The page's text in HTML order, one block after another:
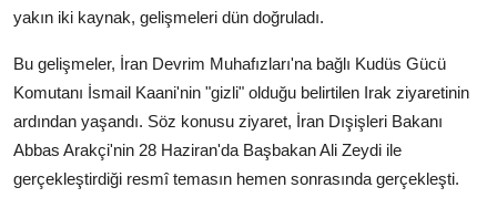
yakın iki kaynak, gelişmeleri dün doğruladı.
Bu gelişmeler, İran Devrim Muhafızları'na bağlı Kudüs Gücü
Komutanı İsmail Kaani'nin "gizli" olduğu belirtilen Irak ziyaretinin
ardından yaşandı. Söz konusu ziyaret, İran Dışişleri Bakanı
Abbas Arakçi'nin 28 Haziran'da Başbakan Ali Zeydi ile
gerçekleştirdiği resmî temasın hemen sonrasında gerçekleşti.